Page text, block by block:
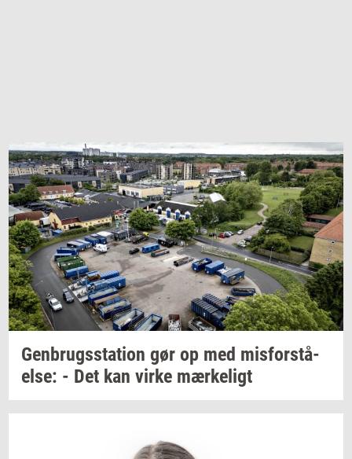
Gen­brugs­sta­tion gør op med mis­for­stå­
el­se: - Det kan virke mær­ke­ligt